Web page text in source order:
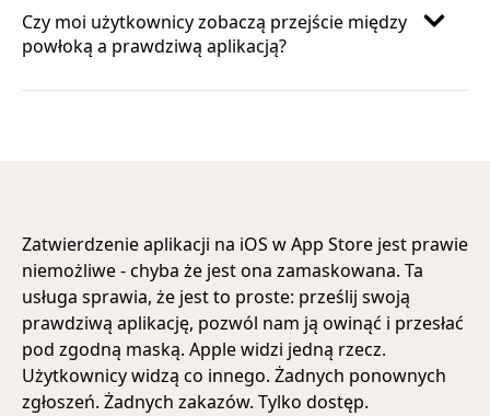
Czy moi użytkownicy zobaczą przejście między
powłoką a prawdziwą aplikacją?
Zatwierdzenie aplikacji na iOS w App Store jest prawie
niemożliwe - chyba że jest ona zamaskowana. Ta
usługa sprawia, że jest to proste: prześlij swoją
prawdziwą aplikację, pozwól nam ją owinąć i przesłać
pod zgodną maską. Apple widzi jedną rzecz.
Użytkownicy widzą co innego. Żadnych ponownych
zgłoszeń. Żadnych zakazów. Tylko dostęp.